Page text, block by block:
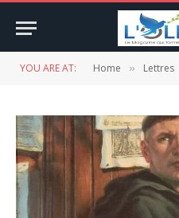
YOU ARE AT: Home » Lettres